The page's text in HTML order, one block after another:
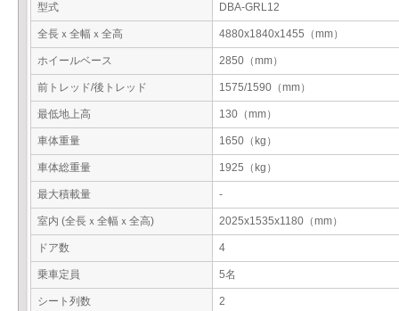
型式 DBA-GRL12
全長ｘ全幅ｘ全高 4880x1840x1455（mm）
ホイールベース 2850（mm）
前トレッド/後トレッド 1575/1590（mm）
最低地上高 130（mm）
車体重量 1650（kg）
車体総重量 1925（kg）
最大積載量 -
室内 (全長ｘ全幅ｘ全高) 2025x1535x1180（mm）
ドア数 4
乗車定員 5名
シート列数 2